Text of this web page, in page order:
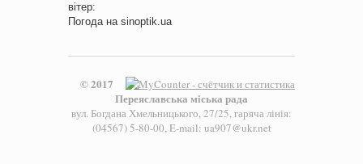
вітер:
Погода на sinoptik.ua
© 2017
Переяславська міська рада
вул. Богдана Хмельницького, 27/25, гаряча лінія:
(04567) 5-80-00, E-mail: ua907@ukr.net